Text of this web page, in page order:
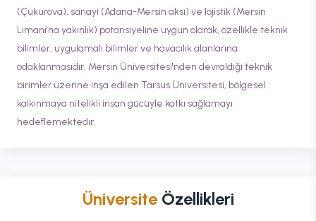
(Çukurova), sanayi (Adana-Mersin aksı) ve lojistik (Mersin
Limanı'na yakınlık) potansiyeline uygun olarak, özellikle teknik
bilimler, uygulamalı bilimler ve havacılık alanlarına
odaklanmasıdır. Mersin Üniversitesi'nden devraldığı teknik
birimler üzerine inşa edilen Tarsus Üniversitesi, bölgesel
kalkınmaya nitelikli insan gücüyle katkı sağlamayı
hedeflemektedir.
Üniversite Özellikleri